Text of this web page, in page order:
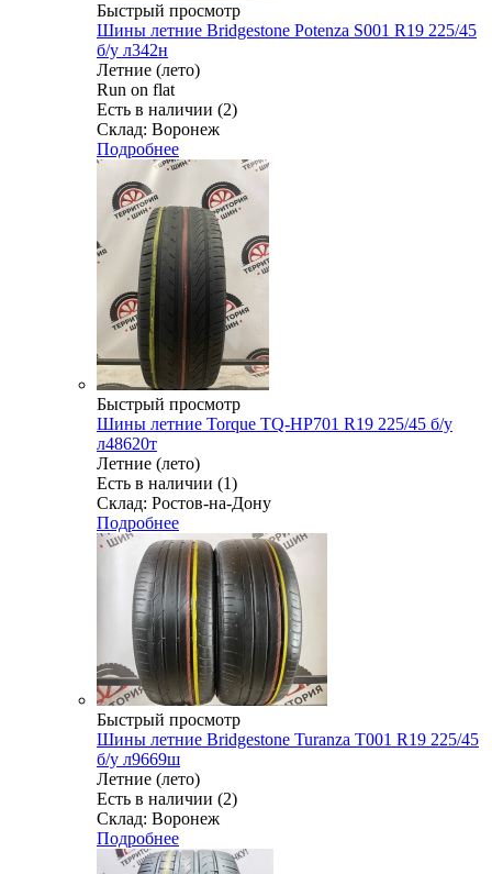
Быстрый просмотр
Шины летние Bridgestone Potenza S001 R19 225/45
б/у л342н
Летние (лето)
Run on flat
Есть в наличии (2)
Склад: Воронеж
Подробнее
Быстрый просмотр
Шины летние Torque TQ-HP701 R19 225/45 б/у
л48620т
Летние (лето)
Есть в наличии (1)
Склад: Ростов-на-Дону
Подробнее
Быстрый просмотр
Шины летние Bridgestone Turanza T001 R19 225/45
б/у л9669ш
Летние (лето)
Есть в наличии (2)
Склад: Воронеж
Подробнее